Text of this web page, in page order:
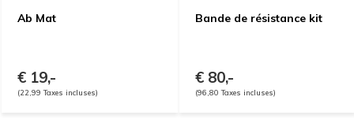
Ab Mat
€ 19,-
(22,99 Taxes incluses)
Bande de résistance kit
€ 80,-
(96,80 Taxes incluses)